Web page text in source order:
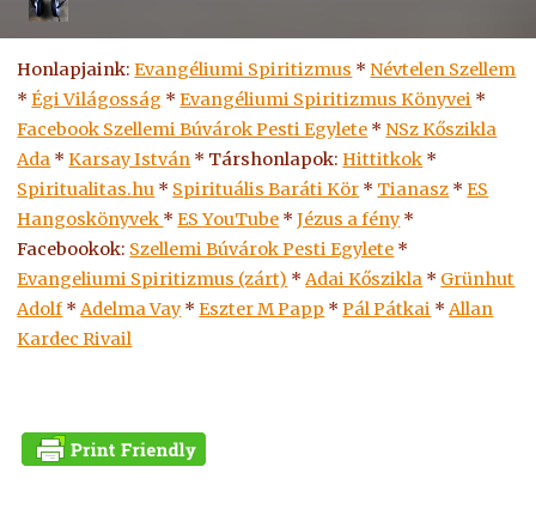
Honlapjaink:Evangéliumi Spiritizmus * Névtelen Szellem
*Égi Világosság *Evangéliumi Spiritizmus Könyvei *
Facebook Szellemi Búvárok Pesti Egylete * NSz Kőszikla
Ada *Karsay István * Társhonlapok:Hittitkok *
Spiritualitas.hu * Spirituális Baráti Kör * Tianasz *ES
Hangoskönyvek *ESYouTube *Jézus a fény *
Facebookok: Szellemi Búvárok Pesti Egylete *
Evangeliumi Spiritizmus (zárt) *Adai Kőszikla * Grünhut
Adolf *Adelma Vay *Eszter M Papp *Pál Pátkai *Allan
Kardec Rivail